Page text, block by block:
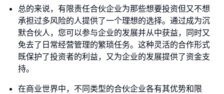
总的来说，有限责任合伙企业为那些想要投资但又不想
承担过多风险的人提供了一个理想的选择。通过成为沉
默合伙人，您可以参与企业的发展并从中获益，同时又
免去了日常经营管理的繁琐任务。这种灵活的合作形式
既保护了投资者的利益，又为企业的发展提供了资金支
持。
在商业世界中，不同类型的合伙企业各有其优势和限